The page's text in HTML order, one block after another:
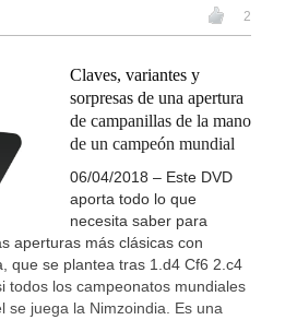
2
Claves, variantes y
sorpresas de una apertura
de campanillas de la mano
de un campeón mundial
06/04/2018 – Este DVD
aporta todo lo que
necesita saber para
aperturas más clásicas con
que se plantea tras 1.d4 Cf6 2.c4
todos los campeonatos mundiales
se juega la Nimzoindia. Es una